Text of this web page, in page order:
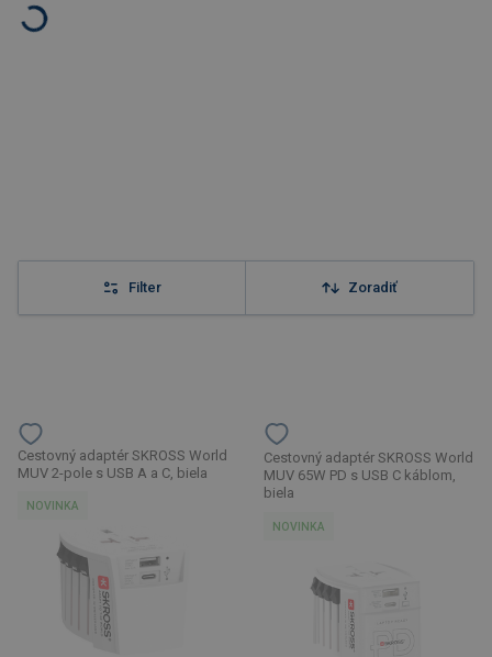
Filter Zoradiť
Cestovný adaptér SKROSS World
MUV 2-pole s USB A a C, biela
NOVINKA
Cestovný adaptér SKROSS World
MUV 65W PD s USB C káblom,
biela
NOVINKA